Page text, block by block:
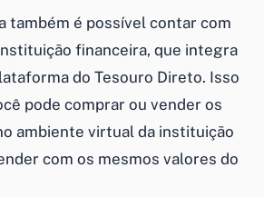
também é possível contar com
financeira, que integra
do Tesouro Direto. Isso
pode comprar ou vender os
ambiente virtual da instituição
com os mesmos valores do